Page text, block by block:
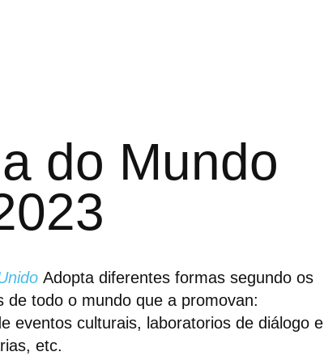
do Mundo
Adopta diferentes formas segundo os
de todo o mundo que a promovan:
eventos culturais, laboratorios de diálogo e
etc.